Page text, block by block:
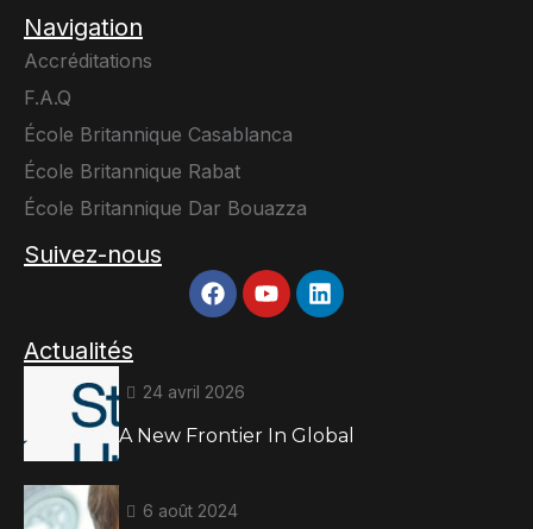
Navigation
Accréditations
F.A.Q
École Britannique Casablanca
École Britannique Rabat
École Britannique Dar Bouazza
Suivez-nous
Actualités
24 avril 2026
A New Frontier In Global
6 août 2024